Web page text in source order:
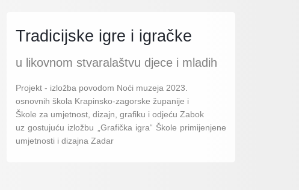
Tradicijske igre i igračke
u likovnom stvaralaštvu djece i mladih
Projekt - izložba povodom Noći muzeja 2023.
osnovnih škola Krapinsko-zagorske županije i
Škole za umjetnost, dizajn, grafiku i odjeću Zabok
uz gostujuću izložbu „Grafička igra“ Škole primijenjene
umjetnosti i dizajna Zadar